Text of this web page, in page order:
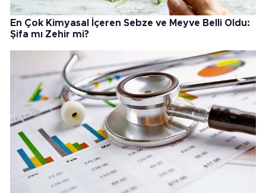
En Çok Kimyasal İçeren Sebze ve Meyve Belli Oldu:
Şifa mı Zehir mi?